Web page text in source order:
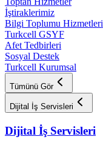
İştiraklerimiz
Bilgi Toplumu Hizmetleri
Turkcell GSYF
Afet Tedbirleri
Sosyal Destek
Turkcell Kurumsal
Tümünü Gör
Dijital İş Servisleri
Dijital İş Servisleri